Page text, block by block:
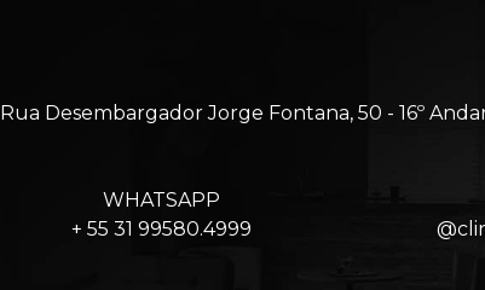
Rua Desembargador Jorge Fontana, 50 - 16º
WHATSAPP
+ 55 31 99580.4999